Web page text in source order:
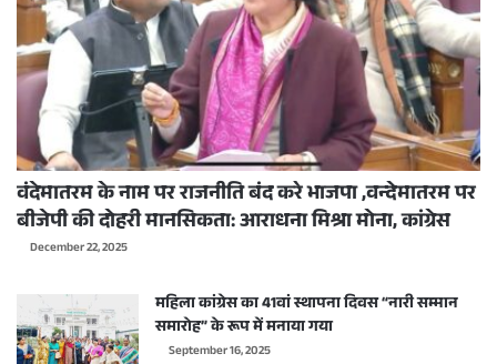
वंदेमातरम के नाम पर राजनीति बंद करे भाजपा ,वन्देमातरम पर
बीजेपी की दोहरी मानसिकता: आराधना मिश्रा मोना, कांग्रेस
December 22, 2025
महिला कांग्रेस का 41वां स्थापना दिवस “नारी सम्मान
समारोह” के रूप में मनाया गया
September 16, 2025